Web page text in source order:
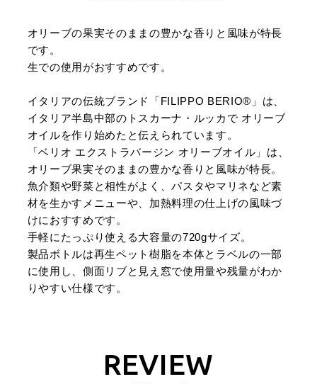
オリーブの果実そのままの豊かな香りと風味が特長
です。
生での使用がおすすめです。
イタリアの伝統ブランド「FILIPPO BERIO®」は、
イタリア半島中部のトスカーナ・ルッカで オリーブ
オイルを作り始めたと伝えられています。
「ベリオ エクストラバージン オリーブオイル」は、
オリーブ果実そのままの豊かな香りと風味が特長。
魚介類や野菜と相性がよく、パスタやマリネなど素
材を生かすメニューや、加熱料理の仕上げの風味づ
けにおすすめです。
手軽にたっぷり使える大容量の720gサイズ。
製品ボトルは再生ペット樹脂を本体とラベルの一部
に使用し、側面リブと見え窓で使用量や残量がわか
りやすい仕様です。
REVIEW